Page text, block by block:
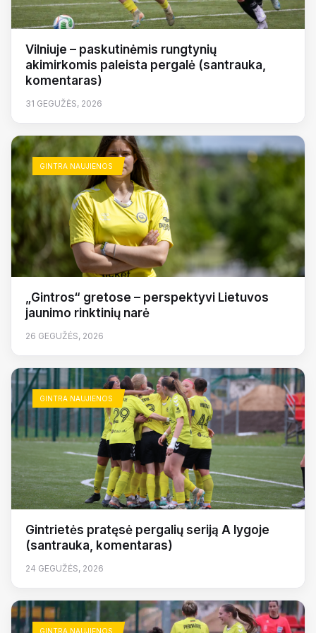
Vilniuje – paskutinėmis rungtynių
akimirkomis paleista pergalė (santrauka,
komentaras)
31 GEGUŽĖS, 2026
GINTRA NAUJIENOS
„Gintros“ gretose – perspektyvi Lietuvos
jaunimo rinktinių narė
26 GEGUŽĖS, 2026
GINTRA NAUJIENOS
Gintrietės pratęsė pergalių seriją A lygoje
(santrauka, komentaras)
24 GEGUŽĖS, 2026
GINTRA NAUJIENOS